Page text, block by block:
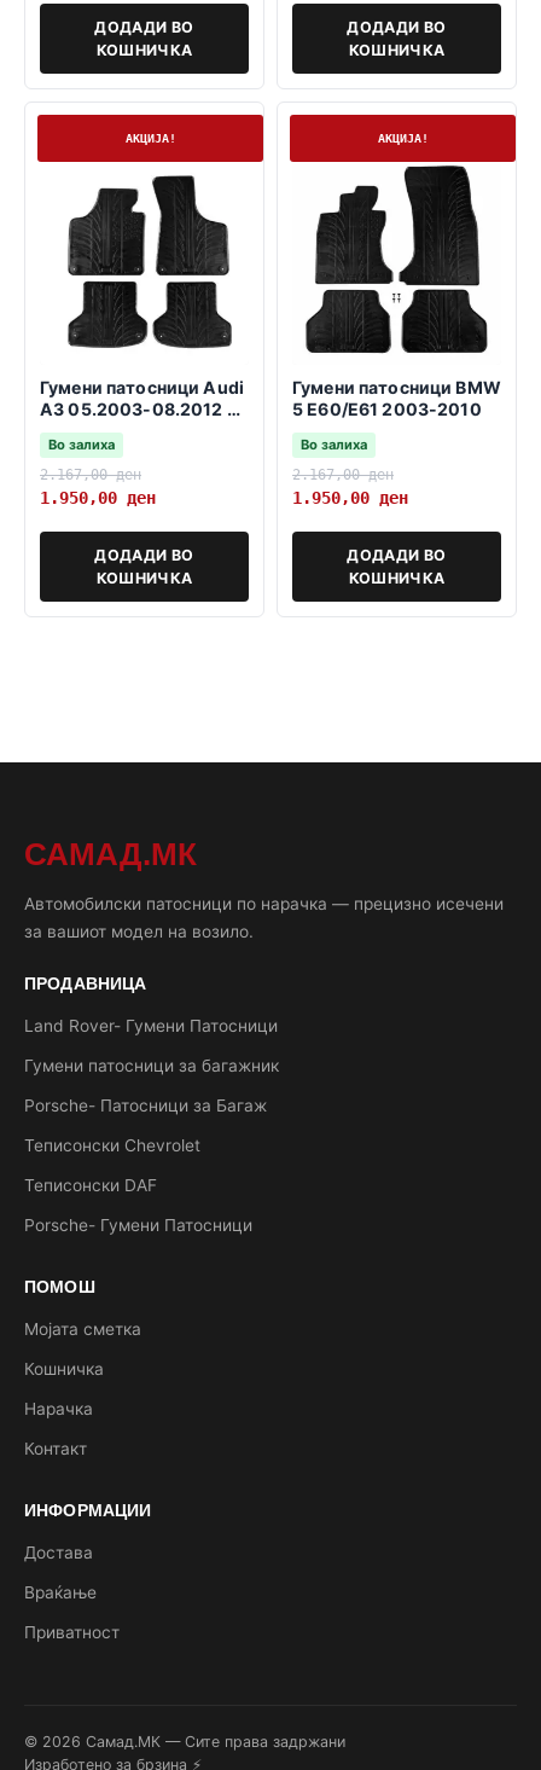
ДОДАДИ ВО
КОШНИЧКА
ДОДАДИ ВО
КОШНИЧКА
АКЦИЈА!
Гумени патосници Audi
A3 05.2003-08.2012 3
и 5 врати SB
Во залиха
2.167,00ден
1.950,00 ден
ДОДАДИ ВО
КОШНИЧКА
АКЦИЈА!
Гумени патосници BMW
5 E60/E61 2003-2010
Во залиха
2.167,00ден
1.950,00 ден
ДОДАДИ ВО
КОШНИЧКА
САМАД.МК
Автомобилски патосници по нарачка — прецизно исечени
за вашиот модел на возило.
ПРОДАВНИЦА
Land Rover- Гумени Патосници
Гумени патосници за багажник
Porsche- Патосници за Багаж
Теписонски Chevrolet
Теписонски DAF
Porsche- Гумени Патосници
ПОМОШ
Мојата сметка
Кошничка
Нарачка
Контакт
ИНФОРМАЦИИ
Достава
Враќање
Приватност
© 2026 Самад.МК — Сите права задржани
Изработено за брзина ⚡